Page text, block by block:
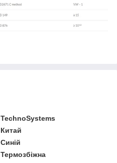
TechnoSystems
Китай
Синій
Термозбіжна